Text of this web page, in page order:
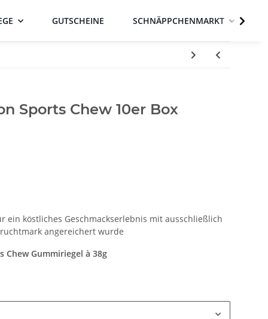
GUTSCHEINE SCHNÄPPCHENMARKT
Sports Chew 10er Box
ein köstliches Geschmackserlebnis mit ausschließlich
angereichert wurde
Gummiriegel à 38g